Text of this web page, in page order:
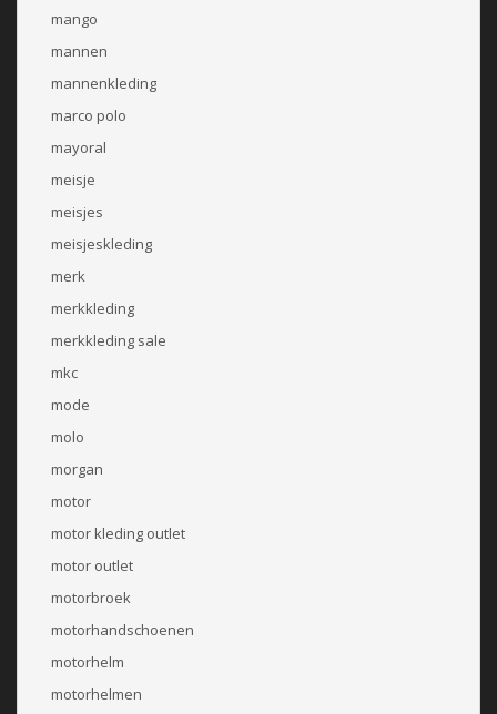
mango
mannen
mannenkleding
marco polo
mayoral
meisje
meisjes
meisjeskleding
merk
merkkleding
merkkleding sale
mkc
mode
molo
morgan
motor
motor kleding outlet
motor outlet
motorbroek
motorhandschoenen
motorhelm
motorhelmen